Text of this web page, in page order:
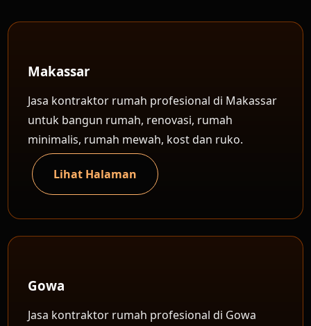
Makassar
Jasa kontraktor rumah profesional di Makassar
untuk bangun rumah, renovasi, rumah
minimalis, rumah mewah, kost dan ruko.
Lihat Halaman
Gowa
Jasa kontraktor rumah profesional di Gowa